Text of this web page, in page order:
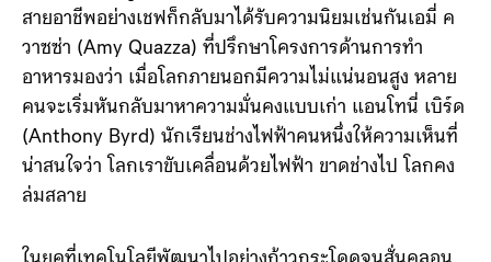
นอกจากหลักสูตรช่างไฟฟ้า ช่างประปา หรือช่างเชื่อมแล้ว
สายอาชีพอย่างเชฟก็กลับมาได้รับความนิยมเช่นกันเอมี่ ค
วาซซ่า (Amy Quazza) ที่ปรึกษาโครงการด้านการทำ
อาหารมองว่า เมื่อโลกภายนอกมีความไม่แน่นอนสูง หลาย
คนจะเริ่มหันกลับมาหาความมั่นคงแบบเก่า แอนโทนี่ เบิร์ด
(Anthony Byrd) นักเรียนช่างไฟฟ้าคนหนึ่งให้ความเห็นที่
น่าสนใจว่า โลกเราขับเคลื่อนด้วยไฟฟ้า ขาดช่างไป โลกคง